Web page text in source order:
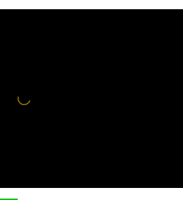
Видео
проигрыватель